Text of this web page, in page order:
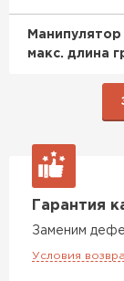
макс. длина
Гарантия
Заменим
Условия